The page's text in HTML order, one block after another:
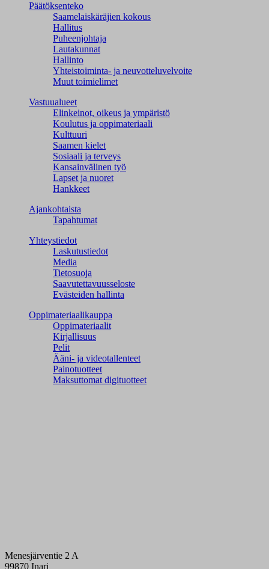
Päätöksenteko
Saamelaiskäräjien kokous
Hallitus
Puheenjohtaja
Lautakunnat
Hallinto
Yhteistoiminta- ja neuvotteluvelvoite
Muut toimielimet
Vastuualueet
Elinkeinot, oikeus ja ympäristö
Koulutus ja oppimateriaali
Kulttuuri
Saamen kielet
Sosiaali ja terveys
Kansainvälinen työ
Lapset ja nuoret
Hankkeet
Ajankohtaista
Tapahtumat
Yhteystiedot
Laskutustiedot
Media
Tietosuoja
Saavutettavuusseloste
Evästeiden hallinta
Oppimateriaalikauppa
Oppimateriaalit
Kirjallisuus
Pelit
Ääni- ja videotallenteet
Painotuotteet
Maksuttomat digituotteet
Menesjärventie 2 A
99870 Inari